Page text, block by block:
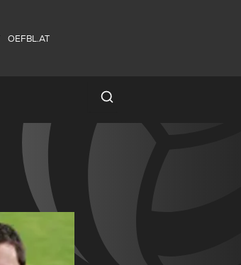
OEFBL.AT
Spielersuche